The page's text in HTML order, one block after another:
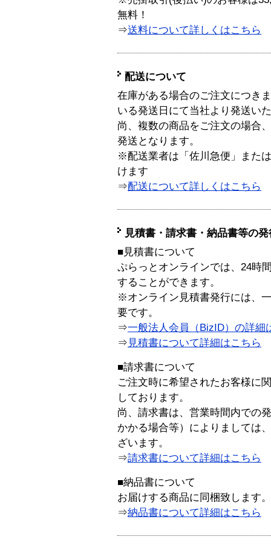
無料！
⇒送料について詳しくはこちら
配送について
在庫がある場合のご注文につき
いる発送日にて当社より発送い
尚、複数の商品をご注文の場合
発送となります。
※配送業者は「佐川急便」また
けます
⇒配送について詳しくはこちら
見積書・請求書・納品書等の
■見積書について
ぷらっとオンラインでは、24時
することができます。
※オンライン見積書発行には、
要です。
⇒一般法人会員（BizID）の詳細
⇒ 見積書について詳細はこちら
■請求書について
ご注文時に希望されたお客様に
しております。
尚、請求書は、営業時間内での
かかる場合等）によりましては
ざいます。
⇒請求書について詳細はこちら
■納品書について
お届けする商品に同梱致します。
⇒納品書について詳細はこちら